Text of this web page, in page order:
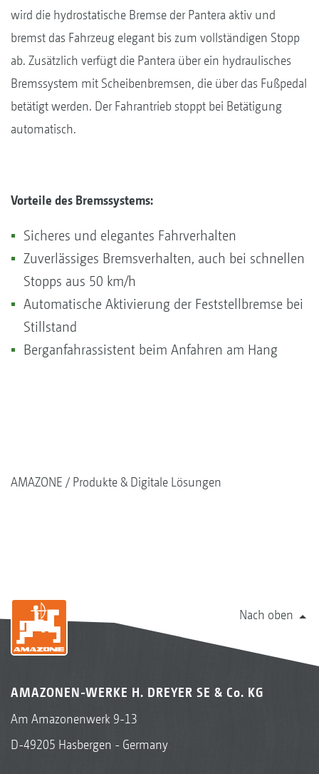
wird die hydrostatische Bremse der Pantera aktiv und
bremst das Fahrzeug elegant bis zum vollständigen Stopp
ab. Zusätzlich verfügt die Pantera über ein hydraulisches
Bremssystem mit Scheibenbremsen, die über das Fußpedal
betätigt werden. Der Fahrantrieb stoppt bei Betätigung
automatisch.
Vorteile des Bremssystems:
Sicheres und elegantes Fahrverhalten
Zuverlässiges Bremsverhalten, auch bei schnellen
Stopps aus 50 km/h
Automatische Aktivierung der Feststellbremse bei
Stillstand
Berganfahrassistent beim Anfahren am Hang
AMAZONE Produkte & Digitale Lösungen
Nach oben
AMAZONEN-WERKE H. DREYER SE & Co. KG
Am Amazonenwerk 9-13
D-49205 Hasbergen - Germany